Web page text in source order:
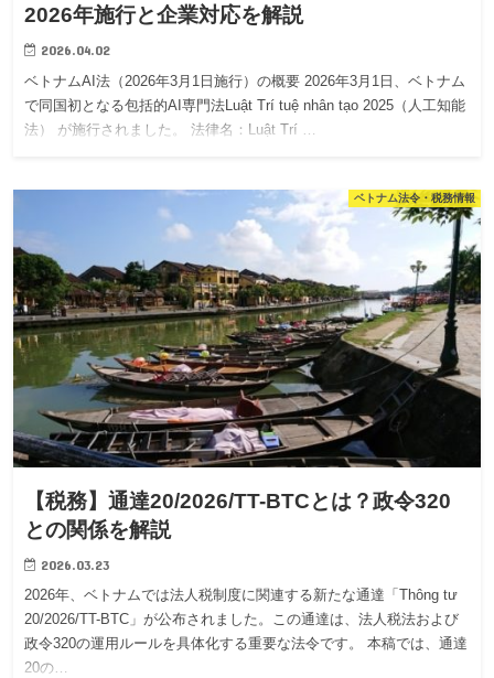
2026年施行と企業対応を解説
2026.04.02
ベトナムAI法（2026年3月1日施行）の概要 2026年3月1日、ベトナム
で同国初となる包括的AI専門法Luật Trí tuệ nhân tạo 2025（人工知能
法） が施行されました。 法律名：Luật Trí …
ベトナム法令・税務情報
【税務】通達20/2026/TT-BTCとは？政令320
との関係を解説
2026.03.23
2026年、ベトナムでは法人税制度に関連する新たな通達「Thông tư
20/2026/TT-BTC」が公布されました。この通達は、法人税法および
政令320の運用ルールを具体化する重要な法令です。 本稿では、通達
20の…